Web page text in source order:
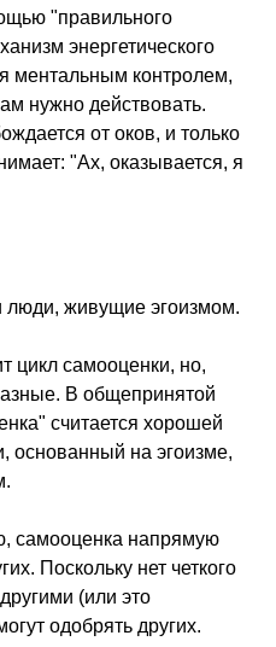
"правильного
энергетического
ментальным контролем,
нужно действовать.
от оков, и только
"Ах, оказывается, я
живущие эгоизмом.
цикл самооценки, но,
В общепринятой
считается хорошей
основанный на эгоизме,
самооценка напрямую
Поскольку нет четкого
(или это
одобрять других.